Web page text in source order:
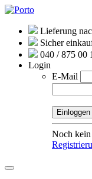
Lieferung
Sicher
040 / 875 00
Login
E-Mail
Noch kein